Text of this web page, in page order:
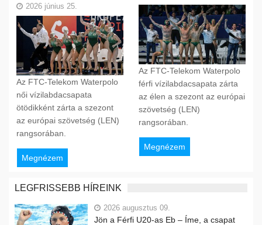
2026 június 25.
Az FTC-Telekom Waterpolo
női vízilabdacsapata
ötödikként zárta a szezont
az európai szövetség (LEN)
rangsorában.
Megnézem
Az FTC-Telekom Waterpolo
férfi vízilabdacsapata zárta
az élen a szezont az európai
szövetség (LEN)
rangsorában.
Megnézem
LEGFRISSEBB HÍREINK
2026 augusztus 09.
Jön a Férfi U20-as Eb – Íme, a csapat